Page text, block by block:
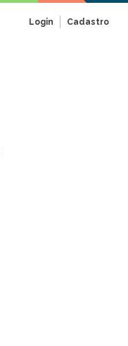
Login Cadastro